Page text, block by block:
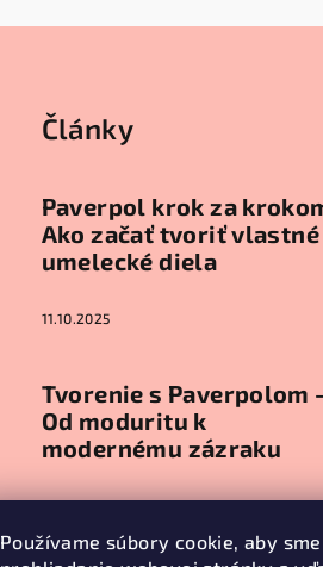
Používame súbory cookie, aby
Články
Paverpol krok za
Ako začať tvoriť vlastné
umelecké diela
11.10.2025
Tvorenie s Paverpolom -
Od moduritu k
modernému zázraku
11.10.2025